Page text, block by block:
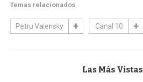
Temas relacionados
Petru Valensky Canal 10
Las Más Vistas